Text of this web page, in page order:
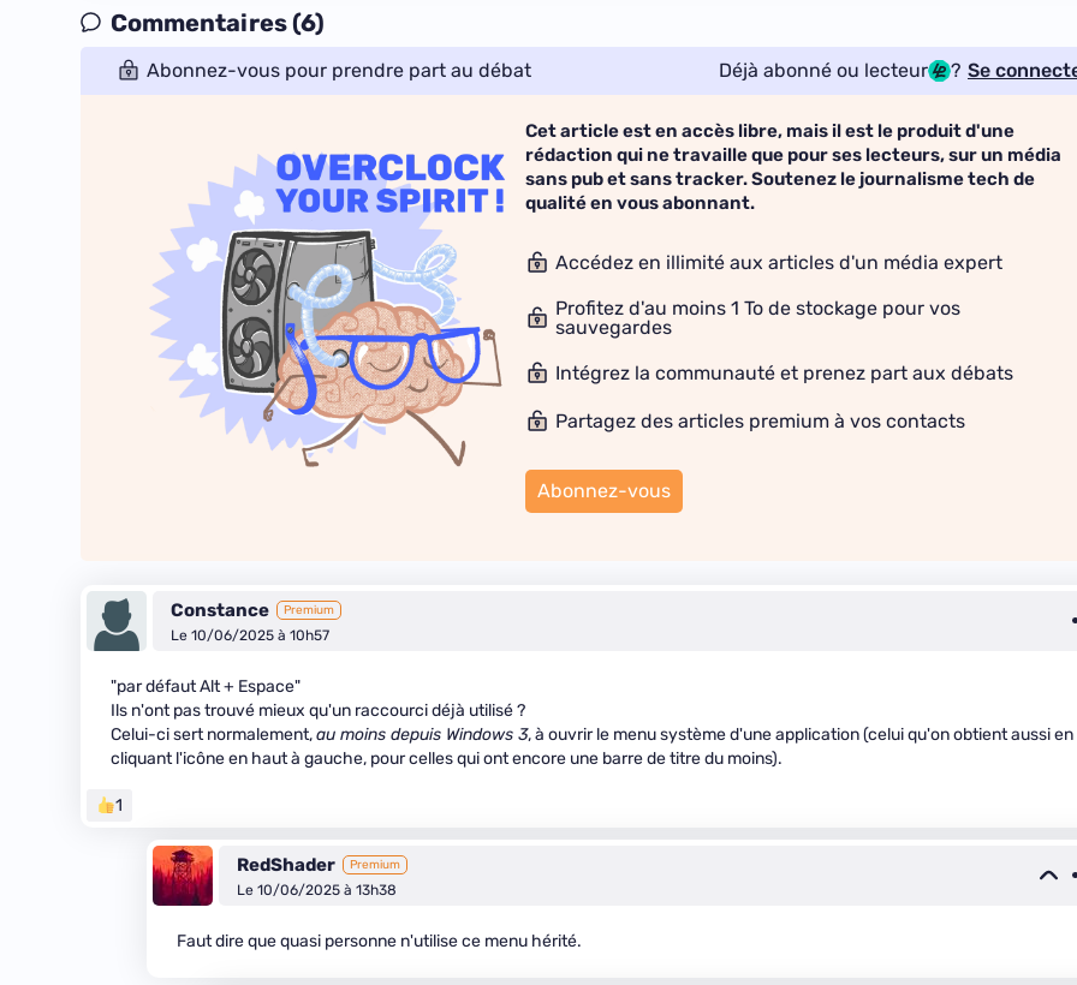
Commentaires (6)
Abonnez-vous pour prendre part au débat Déjà abonné ou lecteur ? Se
Cet article est en accès libre, mais il est le produit d'une
rédaction qui ne travaille que pour ses lecteurs, sur un média
sans pub et sans tracker. Soutenez le journalisme tech de
qualité en vous abonnant.
Accédez en illimité aux articles d'un média expert
Profitez d'au moins 1 To de stockage pour vos
sauvegardes
Intégrez la communauté et prenez part aux débats
Partagez des articles premium à vos contacts
Abonnez-vous
Constance Premium
Le 10/06/2025 à 10h57
"par défaut Alt + Espace"
Ils n'ont pas trouvé mieux qu'un raccourci déjà utilisé ?
Celui-ci sert normalement,au moins depuis Windows 3, à ouvrir le menu système d'une application (celui qu'on obtient aussi en
cliquant l'icône en haut à gauche, pour celles qui ont encore une barre de titre du moins).
1
RedShader Premium
Le 10/06/2025 à 13h38
Faut dire que quasi personne n'utilise ce menu hérité.